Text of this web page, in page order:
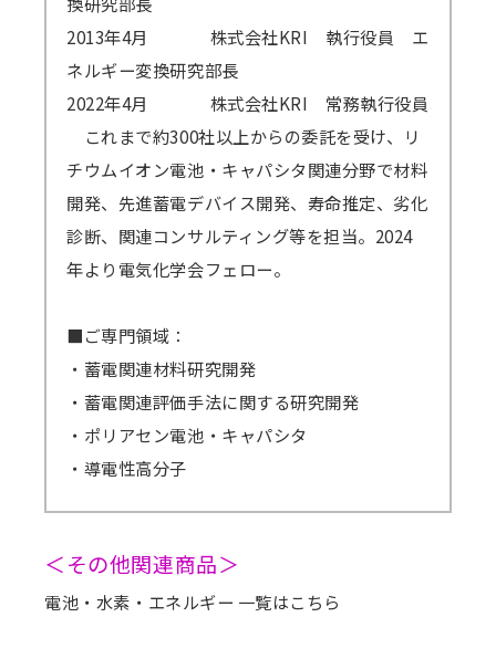
2013年4月
株式会社KRI 執行役員 エ
ネルギー変換研究部長
2022年4月
株式会社KRI 常務執行役員
これまで約300社以上からの委託を受け、リ
チウムイオン電池・キャパシタ関連分野で材料
開発、先進蓄電デバイス開発、寿命推定、劣化
診断、関連コンサルティング等を担当。2024
年より電気化学会フェロー。
■ご専門領域：
・蓄電関連材料研究開発
・蓄電関連評価手法に関する研究開発
・ポリアセン電池・キャパシタ
・導電性高分子
＜その他関連商品＞
電池・水素・エネルギー 一覧はこちら